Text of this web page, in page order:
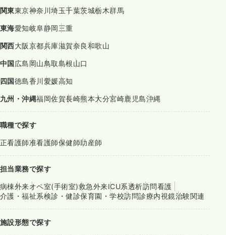
関東東京神奈川埼玉千葉茨城栃木群馬
東海愛知岐阜静岡三重
関西大阪京都兵庫滋賀奈良和歌山
中国広島岡山鳥取島根山口
四国徳島香川愛媛高知
九州・沖縄福岡佐賀長崎熊本大分宮崎鹿児島沖縄
職種で探す
正看護師准看護師保健師助産師
担当業務で探す
病棟外来オペ室(手術室)救急外来ICU系透析訪問看護
介護・福祉系検診・健診保育園・学校訪問診療内視鏡治験関連
施設形態で探す